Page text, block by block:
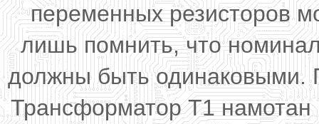
переменных резисторов
лишь помнить, что
должны быть одинаковыми.
Трансформатор Т1